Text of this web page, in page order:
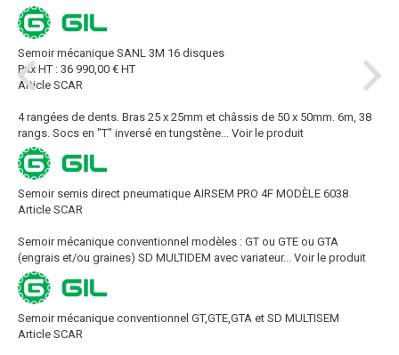
Semoir mécanique SANL 3M 16 disques
Prix HT : 36 990,00 € HT
Article SCAR
4 rangées de dents. Bras 25 x 25mm et châssis de 50 x 50mm. 6m, 38
rangs. Socs en "T" inversé en tungstène... Voir le produit
Semoir semis direct pneumatique AIRSEM PRO 4F MODÈLE 6038
Article SCAR
Semoir mécanique conventionnel modèles : GT ou GTE ou GTA
(engrais et/ou graines) SD MULTIDEM avec variateur... Voir le produit
Semoir mécanique conventionnel GT,GTE,GTA et SD MULTISEM
Article SCAR